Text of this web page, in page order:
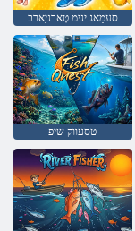
סעמַאג ינימ טָארניַארב
טסעווק שיפ